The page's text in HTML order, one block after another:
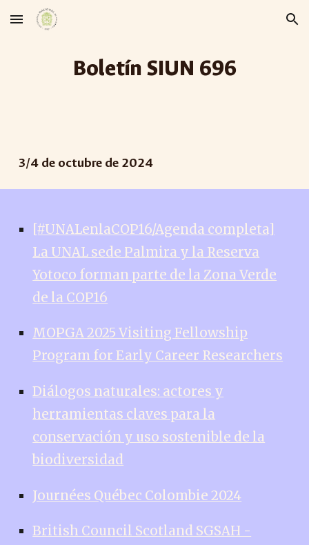
Skip to main content Skip to navigation
Boletín SIUN 696
3/4 de octubre de 2024
[#UNALenlaCOP16/Agenda completa]
La UNAL sede Palmira y la Reserva
Yotoco forman parte de la Zona Verde
de la COP16
MOPGA 2025 Visiting Fellowship
Program for Early Career Researchers
Diálogos naturales: actores y
herramientas claves para la
conservación y uso sostenible de la
biodiversidad
Journées Québec Colombie 2024
British Council Scotland SGSAH -